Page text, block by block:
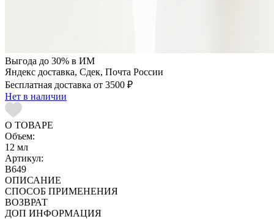
Выгода до 30% в ИМ
Яндекс доставка, Сдек, Почта России
Бесплатная доставка от 3500 ₽
Нет в наличии
О ТОВАРЕ
Объем:
12 мл
Артикул:
B649
ОПИСАНИЕ
СПОСОБ ПРИМЕНЕНИЯ
ВОЗВРАТ
ДОП ИНФОРМАЦИЯ